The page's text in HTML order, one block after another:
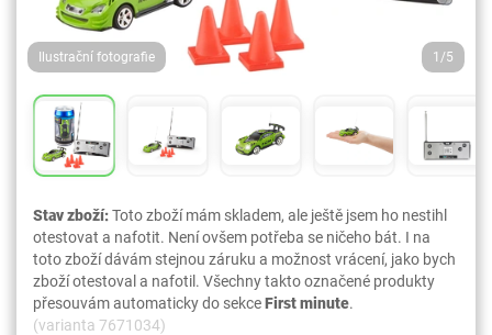
Ilustrační fotografie 1/5
Stav zboží:Toto zboží mám skladem, ale ještě jsem ho nestihl
otestovat a nafotit. Není ovšem potřeba se ničeho bát. I na
toto zboží dávám stejnou záruku a možnost vrácení, jako bych
zboží otestoval a nafotil. Všechny takto označené produkty
přesouvám automaticky do sekceFirst minute.
(varianta 7671034)